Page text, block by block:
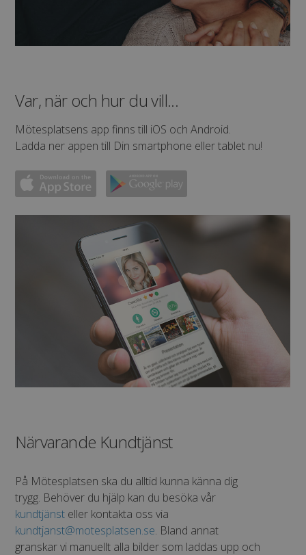
Var, när och hur du vill...
Mötesplatsens app finns till iOS och Android.
Ladda ner appen till Din smartphone eller tablet nu!
Närvarande Kundtjänst
På Mötesplatsen ska du alltid kunna känna dig
trygg. Behöver du hjälp kan du besöka vår
kundtjänst eller kontakta oss via
kundtjanst@motesplatsen.se. Bland annat
granskar vi manuellt alla bilder som laddas upp och